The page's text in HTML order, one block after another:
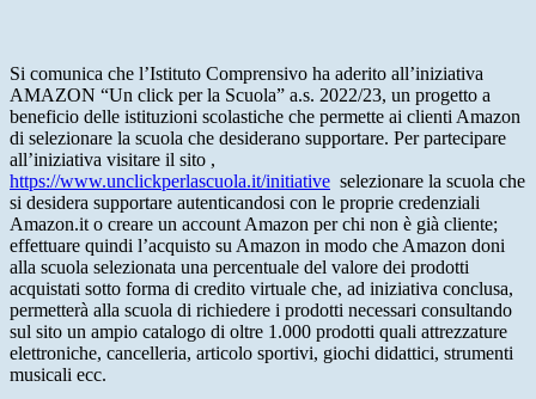
Si comunica che l’Istituto Comprensivo ha aderito all’iniziativa
AMAZON “Un click per la Scuola” a.s. 2022/23, un progetto a
beneficio delle istituzioni scolastiche che permette ai clienti Amazon
di selezionare la scuola che desiderano supportare. Per partecipare
all’iniziativa visitare il sito ,
https://www.unclickperlascuola.it/initiative selezionare la scuola che
si desidera supportare autenticandosi con le proprie credenziali
Amazon.it o creare un account Amazon per chi non è già cliente;
effettuare quindi l’acquisto su Amazon in modo che Amazon doni
alla scuola selezionata una percentuale del valore dei prodotti
acquistati sotto forma di credito virtuale che, ad iniziativa conclusa,
permetterà alla scuola di richiedere i prodotti necessari consultando
sul sito un ampio catalogo di oltre 1.000 prodotti quali attrezzature
elettroniche, cancelleria, articolo sportivi, giochi didattici, strumenti
musicali ecc.